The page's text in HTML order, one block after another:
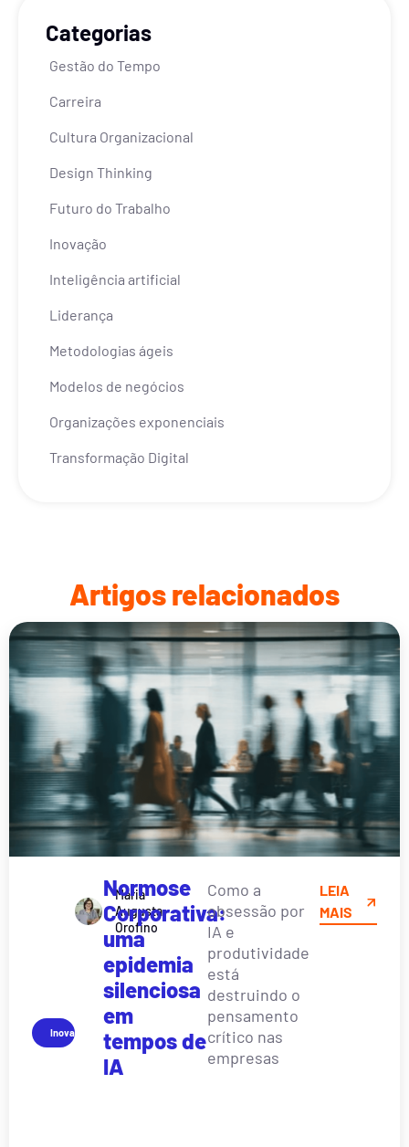
Categorias
Gestão do Tempo
Carreira
Cultura Organizacional
Design Thinking
Futuro do Trabalho
Inovação
Inteligência artificial
Liderança
Metodologias ágeis
Modelos de negócios
Organizações exponenciais
Transformação Digital
Artigos relacionados
Inovação
Maria
Augusta
Orofino
Normose
Corporativa:
uma
epidemia
silenciosa
em
tempos de
IA
Como a
obsessão por
IA e
produtividade
está
destruindo o
pensamento
crítico nas
empresas
LEIA
MAIS